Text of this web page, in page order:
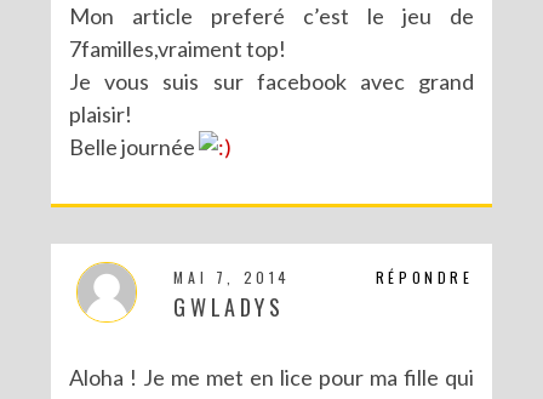
Mon article preferé c’est le jeu de
7familles,vraiment top!
Je vous suis sur facebook avec grand
plaisir!
Belle journée
RÉPONDRE
MAI 7, 2014
GWLADYS
Aloha ! Je me met en lice pour ma fille qui